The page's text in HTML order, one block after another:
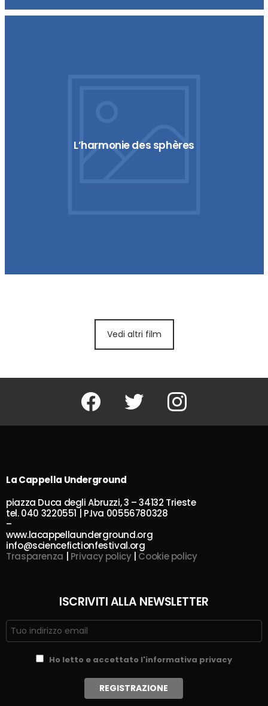
L’harmonie des sphères
Vedi altri film
Facebook Twitter Instagram
La Cappella Underground
piazza Duca degli Abruzzi, 3 – 34132 Trieste
tel. 040 3220551 | P.Iva 00556780328
–
www.lacappellaunderground.org
info@sciencefictionfestival.org
Trasparenza | Privacy policy| Cookie policy
ISCRIVITI ALLA NEWSLETTER
Ho letto e accettato l'informativa privacy